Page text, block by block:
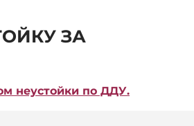
ЗА
неустойки по ДДУ.